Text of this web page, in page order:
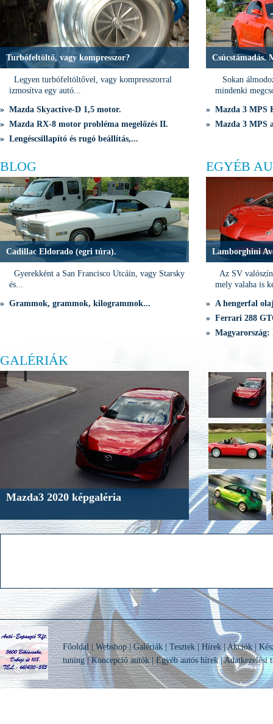
Turbófeltöltő, vagy kompresszor?
Legyen turbófeltöltővel, vagy kompresszorral
izmosítva egy autó...
» Mazda Skyactive-D 1,5 motor.
» Mazda RX-8 motor probléma megelőzés II.
» Lengéscsillapító és rugó beállítás,...
Csúcstámadás.
Sokan
mindenki
» Mazda 3 MPS
» Mazda 3 MPS
BLOG
Cadillac Eldorado (egri túra).
Gyerekként a San Francisco Utcáin, vagy Starsky
és...
» Grammok, grammok, kilogrammok...
EGYÉB
Lamborghini
Az SV
mely valaha is
» A hengerfal
» Ferrari 288
»
GALÉRIÁK
Mazda3 2020 képgaléria
Főoldal |Webshop|Galériák|Tesztek|Hírek|Akciók|
tuning|Koncepció autók| Egyéb autós hírek|Adatkezelési